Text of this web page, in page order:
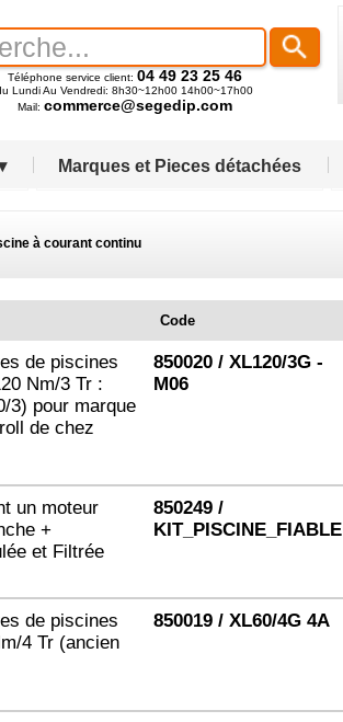
Téléphone service client: 04 49 23 25 46
Lundi Au Vendredi: 8h30~12h00 14h00~17h00
Mail: commerce@segedip.com
Marques et Pieces détachées
à courant continu
Code
de piscines
Nm/3 Tr :
3) pour marque
de chez
850020 / XL120/3G -
M06
un moteur
+
et Filtrée
850249 /
KIT_PISCINE_FIABLE
de piscines
4 Tr (ancien
850019 / XL60/4G 4A